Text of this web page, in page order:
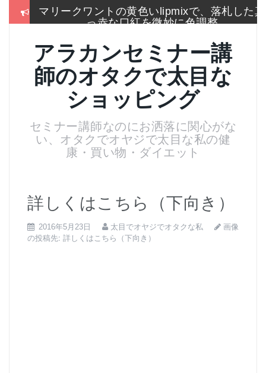
マリークワントの黄色いlipmixで、落札した真
っ赤な口紅を微妙に色調整
冬はこれしか履かないSEIYO防寒タイツもう
手放せないのに通販無い
2017通販各社のおせち売れ筋ランキングをま
とめて一挙大公開
クス美肌活性化美顔器
名刺より大きいサイズのトレカケースでアイ
スブレークカード整理
ムーンからコーム購入
アラカンセミナー講
師のオタクで太目な
ショッピング
セミナー講師なのにお洒落に関心がな
い、オタクでオヤジで太目な私の健
康・買い物・ダイエット
詳しくはこちら（下向き）
2016年5月23日 太目でオヤジでオタクな私
画像
の投稿先: 詳しくはこちら（下向き）